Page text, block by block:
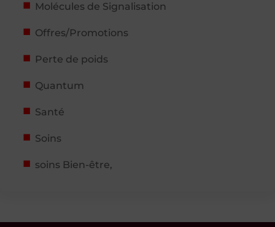
Molécules de Signalisation
Offres/Promotions
Perte de poids
Quantum
Santé
Soins
soins Bien-être,